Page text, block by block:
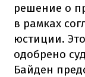
решение о
в рамках
юстиции.
одобрено
Байден